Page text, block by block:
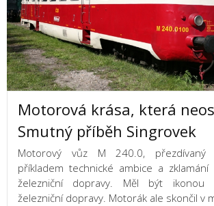
Motorová krása, která
Smutný příběh Singrovek
Motorový vůz M 240.0, přezdívaný
příkladem technické ambice a zklamání
železniční dopravy. Měl být ikonou
železniční dopravy. Motorák ale skončil v